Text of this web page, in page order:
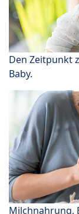
Den Zeitpunkt
Baby.
Milchnahrung,